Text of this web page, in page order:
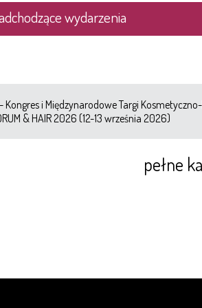
wydarzenia
Kongres i Międzynarodowe Targi
& HAIR 2026 (12-13 września 2026)
pełne